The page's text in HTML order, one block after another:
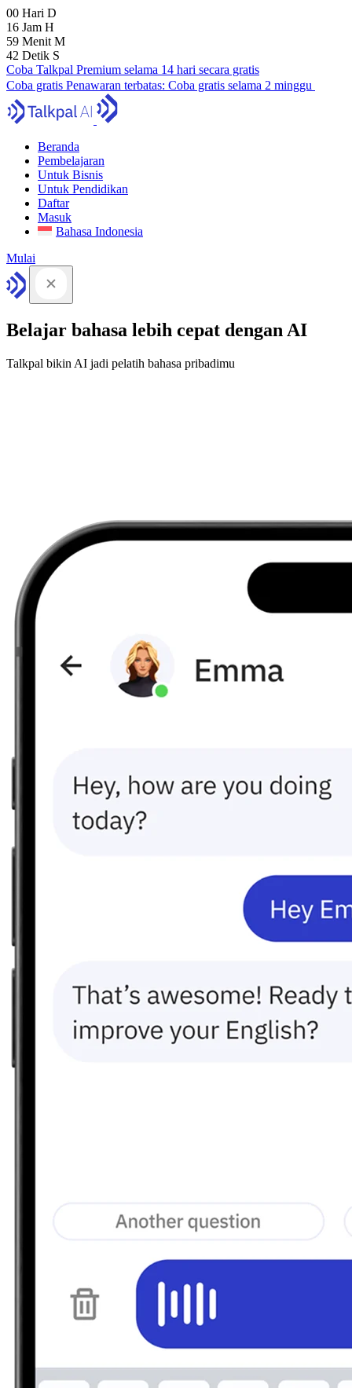
00 Hari D
16 Jam H
59 Menit M
41 Detik S
Coba Talkpal Premium selama 14 hari secara gratis
Coba gratis Penawaran terbatas: Coba gratis selama 2 minggu
Beranda
Pembelajaran
Untuk Bisnis
Untuk Pendidikan
Daftar
Masuk
Bahasa Indonesia
Mulai
Belajar bahasa lebih cepat dengan AI
Talkpal bikin AI jadi pelatih bahasa pribadimu